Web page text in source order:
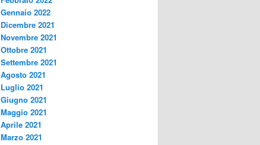
Gennaio 2022
Dicembre 2021
Novembre 2021
Ottobre 2021
Settembre 2021
Agosto 2021
Luglio 2021
Giugno 2021
Maggio 2021
Aprile 2021
Marzo 2021